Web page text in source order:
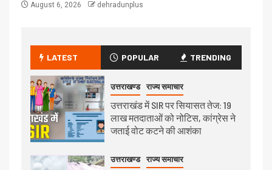
August 6, 2026 dehradunplus
LATEST POPULAR TRENDING
उत्तराखण्ड राज्य समाचार
उत्तराखंड में SIR पर सियासत तेज: 19
लाख मतदाताओं को नोटिस, कांग्रेस ने
जताई वोट कटने की आशंका
उत्तराखण्ड राज्य समाचार